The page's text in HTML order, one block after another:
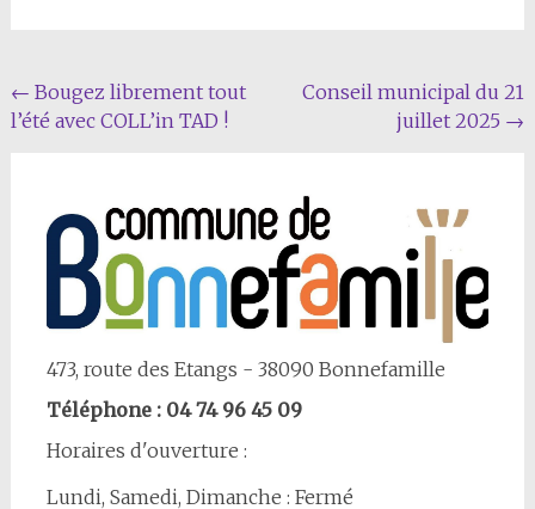
Navigation
Article
← Bougez librement tout
l’été avec COLL’in TAD !
Conseil municipal du 21
juillet 2025 →
473, route des Etangs - 38090 Bonnefamille
Téléphone : 04 74 96 45 09
Horaires d'ouverture :
Lundi, Samedi, Dimanche : Fermé